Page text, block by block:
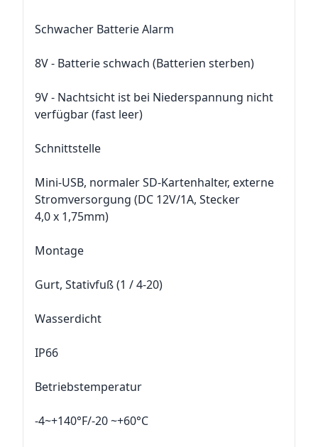
Schwacher Batterie Alarm
8V - Batterie schwach (Batterien sterben)
9V - Nachtsicht ist bei Niederspannung nicht
verfügbar (fast leer)
Schnittstelle
Mini-USB, normaler SD-Kartenhalter, externe
Stromversorgung (DC 12V/1A, Stecker
4,0 x 1,75mm)
Montage
Gurt, Stativfuß (1 / 4-20)
Wasserdicht
IP66
Betriebstemperatur
-4~+140°F/-20 ~+60°C